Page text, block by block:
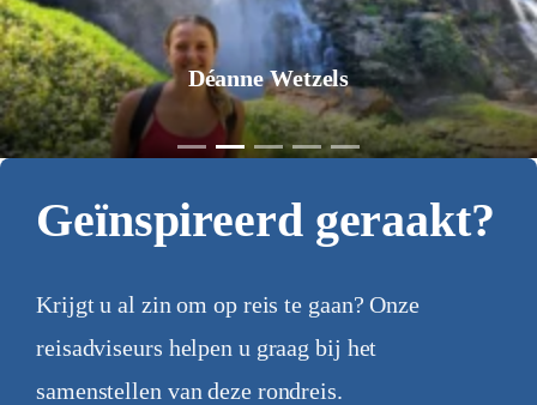
Déanne Wetzels
Geïnspireerd geraakt?
Krijgt u al zin om op reis te gaan? Onze
reisadviseurs helpen u graag bij het
samenstellen van deze rondreis.